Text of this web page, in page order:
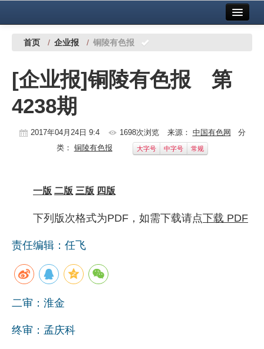
中国有色金属报社主办 广告服务
铜镍铅锌
铝
稀有稀土
企业文化
《资源再生》杂志
行情报价
首页 / 企业报 / 铜陵有色报
[企业报]铜陵有色报 第
4238期
2017年04月24日 9:4 1698次浏览 来源： 中国有色网 分
类： 铜陵有色报 大字号 中字号 常规
一版 二版 三版 四版
下列版次格式为PDF，如需下载请点下载 PDF
责任编辑：任飞
二审：淮金
终审：孟庆科